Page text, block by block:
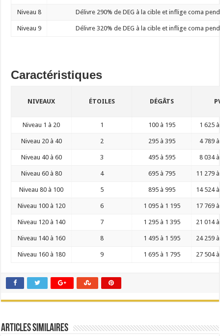
Niveau 8 Délivre 290% de DEG à la cible et inflige coma
Niveau 9 Délivre 320% de DEG à la cible et inflige coma
Caractéristiques
NIVEAUX ÉTOILES DÉGÂTS
Niveau 1 à 20 1 100 à 195 1 625
Niveau 20 à 40 2 295 à 395 4 789
Niveau 40 à 60 3 495 à 595 8 034
Niveau 60 à 80 4 695 à 795 11 279
Niveau 80 à 100 5 895 à 995 14 524
Niveau 100 à 120 6 1 095 à 1 195 17 769
Niveau 120 à 140 7 1 295 à 1 395 21 014
Niveau 140 à 160 8 1 495 à 1 595 24 259
Niveau 160 à 180 9 1 695 à 1 795 27 504
Articles Similaires